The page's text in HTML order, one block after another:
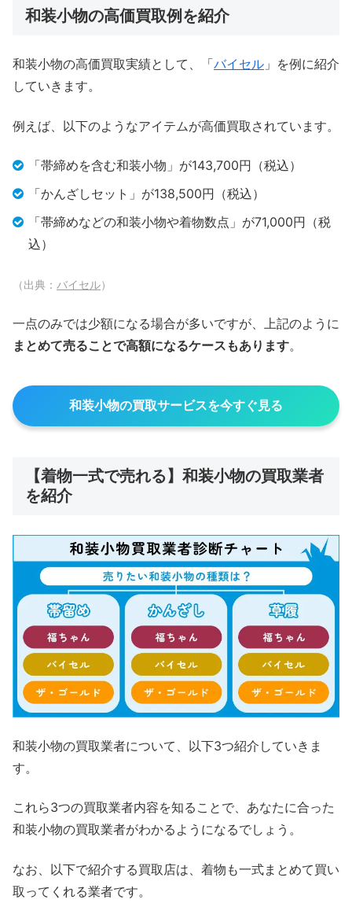
和装小物の高価買取例を紹介
和装小物の高価買取実績として、「バイセル 」を例に紹介
していきます。
例えば、以下のようなアイテムが高価買取されています。
「帯締めを含む和装小物」が143,700円（税込）
「かんざしセット」が138,500円（税込）
「帯締めなどの和装小物や着物数点」が71,000円（税
込）
（出典： バイセル）
一点のみでは少額になる場合が多いですが、上記のように
まとめて売ることで高額になるケースもあります。
和装小物の買取サービスを今すぐ見る
【着物一式で売れる】和装小物の買取業者
を紹介
和装小物の買取業者について、以下3つ紹介していきま
す。
これら3つの買取業者内容を知ることで、あなたに合った
和装小物の買取業者がわかるようになるでしょう。
なお、以下で紹介する買取店は、着物も一式まとめて買い
取ってくれる業者です。